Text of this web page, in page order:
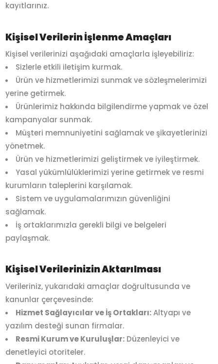
kayıtlarınız.
Kişisel Verilerin İşlenme Amaçları
Kişisel verilerinizi aşağıdaki amaçlarla işleyebiliriz:
Sizlerle etkili iletişim kurmak.
Ürün ve hizmetlerimizi sunmak ve sözleşmelerimizi
yerine getirmek.
Ürünlerimiz hakkında bilgilendirme yapmak ve özel
kampanyalar sunmak.
Müşteri memnuniyetini sağlamak ve şikayetlerinizi
yönetmek.
Ürün ve hizmetlerimizi geliştirmek ve iyileştirmek.
Yasal yükümlülüklerimizi yerine getirmek ve resmi
kurumların taleplerini karşılamak.
Sistem ve uygulamalarımızın güvenliğini
sağlamak.
İş ortaklarımızla gerekli bilgi ve belgeleri
paylaşmak.
Kişisel Verilerinizin Aktarılması
Verileriniz, yukarıdaki amaçlar doğrultusunda ve
kanunlar çerçevesinde:
Hizmet Sağlayıcılar ve İş Ortakları:Altyapı ve
yazılım desteği sunan firmalar.
Resmi Kurum ve Kuruluşlar: Düzenleyici ve
denetleyici otoriteler.